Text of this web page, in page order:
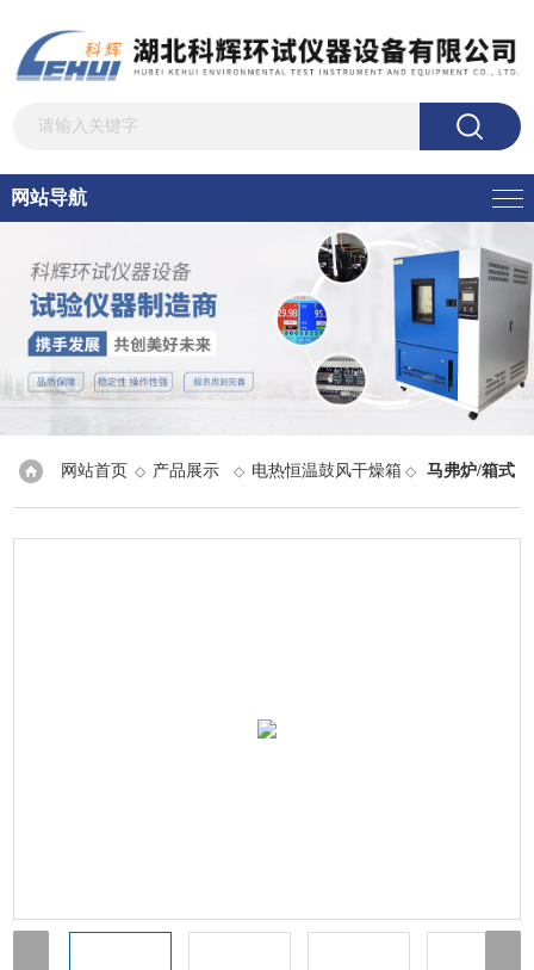
网站导航
网站首页 ◇ 产品展示 ◇ 电热恒温鼓风干燥箱 ◇马弗炉/箱式
电阻炉> 武汉箱式电阻炉/马弗炉现货供应